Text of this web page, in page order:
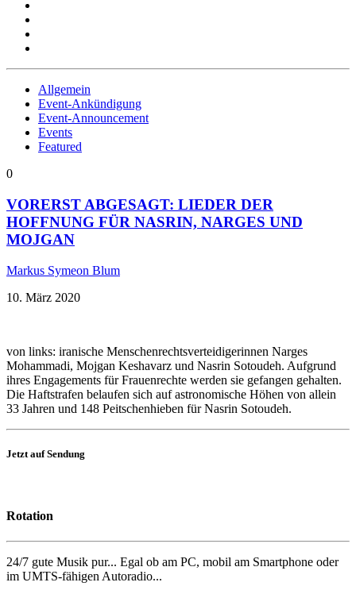
Allgemein
Event-Ankündigung
Event-Announcement
Events
Featured
0
VORERST ABGESAGT: LIEDER DER
HOFFNUNG FÜR NASRIN, NARGES UND
MOJGAN
Markus Symeon Blum
10. März 2020
von links: iranische Menschenrechtsverteidigerinnen Narges
Mohammadi, Mojgan Keshavarz und Nasrin Sotoudeh. Aufgrund
ihres Engagements für Frauenrechte werden sie gefangen gehalten.
Die Haftstrafen belaufen sich auf astronomische Höhen von allein
33 Jahren und 148 Peitschenhieben für Nasrin Sotoudeh.
Jetzt auf Sendung
Rotation
24/7 gute Musik pur... Egal ob am PC, mobil am Smartphone oder
im UMTS-fähigen Autoradio...